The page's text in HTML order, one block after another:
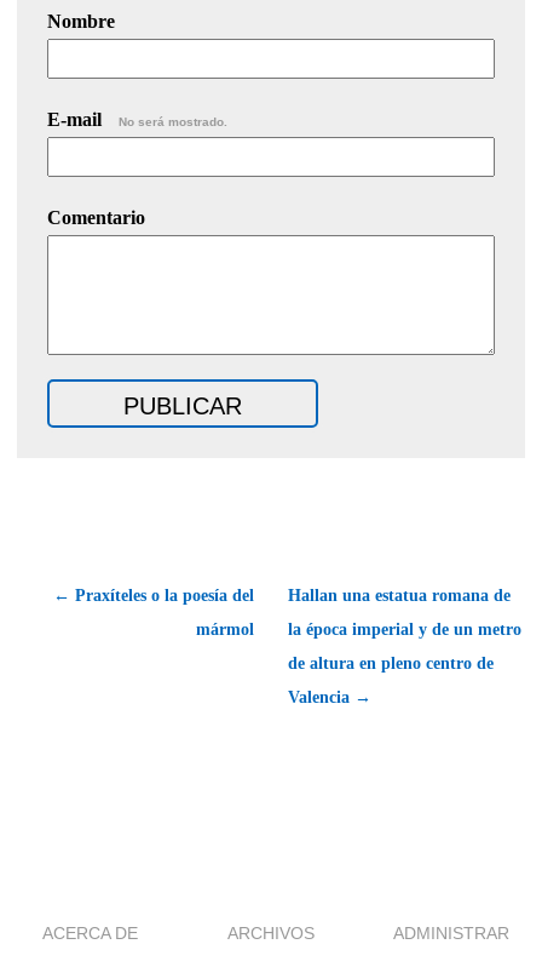
Nombre
E-mail No será mostrado.
Comentario
← Praxíteles o la poesía del
mármol
Hallan una estatua romana de
la época imperial y de un metro
de altura en pleno centro de
Valencia →
ACERCA DE ARCHIVOS ADMINISTRAR